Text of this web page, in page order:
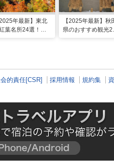
2025年最新】東北
葉名所24選！見
【2025年最新】秋
県のおすすめ観光
的責任[CSR] 採用情報 規約集